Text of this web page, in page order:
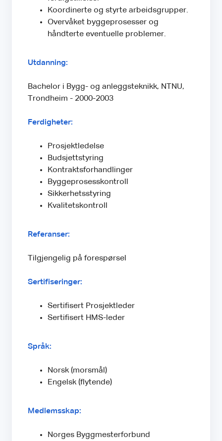
Koordinerte og styrte arbeidsgrupper.
Overvåket byggeprosesser og
håndterte eventuelle problemer.
Utdanning:
Bachelor i Bygg- og anleggsteknikk, NTNU,
Trondheim - 2000-2003
Ferdigheter:
Prosjektledelse
Budsjettstyring
Kontraktsforhandlinger
Byggeprosesskontroll
Sikkerhetsstyring
Kvalitetskontroll
Referanser:
Tilgjengelig på forespørsel
Sertifiseringer:
Sertifisert Prosjektleder
Sertifisert HMS-leder
Språk:
Norsk (morsmål)
Engelsk (flytende)
Medlemsskap:
Norges Byggmesterforbund